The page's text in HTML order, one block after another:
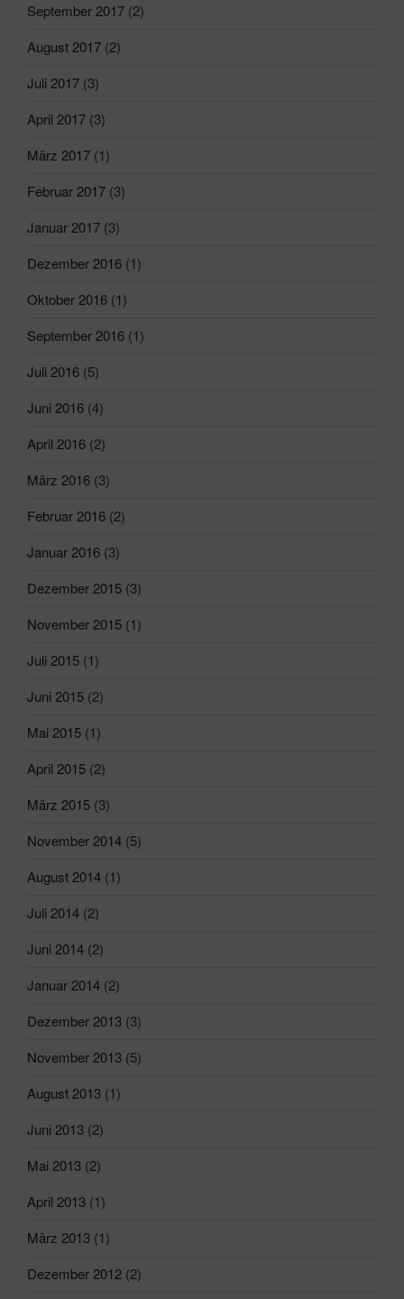
September 2017 (2)
August 2017 (2)
Juli 2017 (3)
April 2017 (3)
März 2017 (1)
Februar 2017 (3)
Januar 2017 (3)
Dezember 2016 (1)
Oktober 2016 (1)
September 2016 (1)
Juli 2016 (5)
Juni 2016 (4)
April 2016 (2)
März 2016 (3)
Februar 2016 (2)
Januar 2016 (3)
Dezember 2015 (3)
November 2015 (1)
Juli 2015 (1)
Juni 2015 (2)
Mai 2015 (1)
April 2015 (2)
März 2015 (3)
November 2014 (5)
August 2014 (1)
Juli 2014 (2)
Juni 2014 (2)
Januar 2014 (2)
Dezember 2013 (3)
November 2013 (5)
August 2013 (1)
Juni 2013 (2)
Mai 2013 (2)
April 2013 (1)
März 2013 (1)
Dezember 2012 (2)